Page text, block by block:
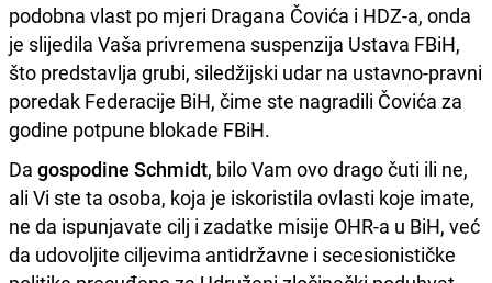
podobna vlast po mjeri Dragana Čovića i HDZ-a, onda
je slijedila Vaša privremena suspenzija Ustava FBiH,
što predstavlja grubi, siledžijski udar na ustavno-pravni
poredak Federacije BiH, čime ste nagradili Čovića za
godine potpune blokade FBiH.
Da gospodine Schmidt, bilo Vam ovo drago čuti ili ne,
ali Vi ste ta osoba, koja je iskoristila ovlasti koje imate,
ne da ispunjavate cilj i zadatke misije OHR-a u BiH, već
da udovoljite ciljevima antidržavne i secesionističke